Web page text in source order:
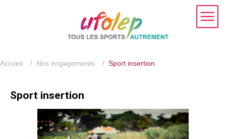
Accueil / Nos engagements / Sport insertion
Sport insertion